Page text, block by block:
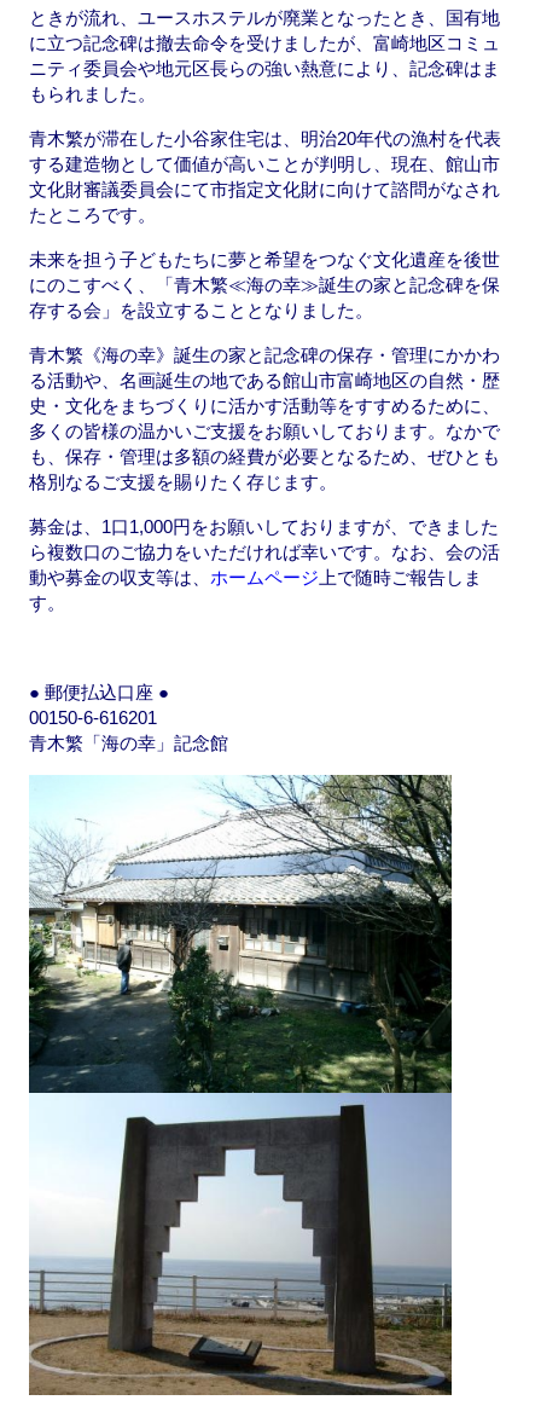
ときが流れ、ユースホステルが廃業となったとき、国有地
に立つ記念碑は撤去命令を受けましたが、富崎地区コミュ
ニティ委員会や地元区長らの強い熱意により、記念碑はま
もられました。
青木繁が滞在した小谷家住宅は、明治20年代の漁村を代表
する建造物として価値が高いことが判明し、現在、館山市
文化財審議委員会にて市指定文化財に向けて諮問がなされ
たところです。
未来を担う子どもたちに夢と希望をつなぐ文化遺産を後世
にのこすべく、「青木繁≪海の幸≫誕生の家と記念碑を保
存する会」を設立することとなりました。
青木繁《海の幸》誕生の家と記念碑の保存・管理にかかわ
る活動や、名画誕生の地である館山市富崎地区の自然・歴
史・文化をまちづくりに活かす活動等をすすめるために、
多くの皆様の温かいご支援をお願いしております。なかで
も、保存・管理は多額の経費が必要となるため、ぜひとも
格別なるご支援を賜りたく存じます。
募金は、1口1,000円をお願いしておりますが、できました
ら複数口のご協力をいただければ幸いです。なお、会の活
動や募金の収支等は、 ホームページ 上で随時ご報告しま
す。
● 郵便払込口座 ●
00150-6-616201
青木繁「海の幸」記念館